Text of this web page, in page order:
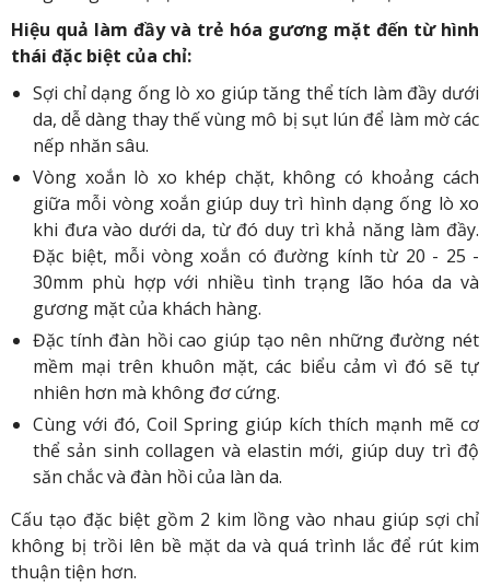
Hiệu quả làm đầy và trẻ hóa gương mặt đến từ hình
thái đặc biệt của chỉ:
Sợi chỉ dạng ống lò xo giúp tăng thể tích làm đầy dưới
da, dễ dàng thay thế vùng mô bị sụt lún để làm mờ các
nếp nhăn sâu.
Vòng xoắn lò xo khép chặt, không có khoảng cách
giữa mỗi vòng xoắn giúp duy trì hình dạng ống lò xo
khi đưa vào dưới da, từ đó duy trì khả năng làm đầy.
Đặc biệt, mỗi vòng xoắn có đường kính từ 20 - 25 -
30mm phù hợp với nhiều tình trạng lão hóa da và
gương mặt của khách hàng.
Đặc tính đàn hồi cao giúp tạo nên những đường nét
mềm mại trên khuôn mặt, các biểu cảm vì đó sẽ tự
nhiên hơn mà không đơ cứng.
Cùng với đó, Coil Spring giúp kích thích mạnh mẽ cơ
thể sản sinh collagen và elastin mới, giúp duy trì độ
săn chắc và đàn hồi của làn da.
Cấu tạo đặc biệt gồm 2 kim lồng vào nhau giúp sợi chỉ
không bị trồi lên bề mặt da và quá trình lắc để rút kim
thuận tiện hơn.